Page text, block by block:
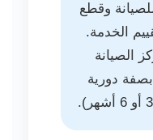
وقطع
الخدمة.
الصيانة
دورية